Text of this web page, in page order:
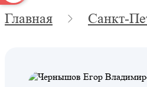
Главная Санкт-